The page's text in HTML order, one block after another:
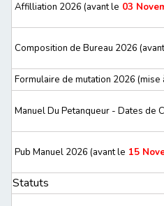
Affilliation 2026 (avant le 03
Composition de Bureau 2026
Formulaire de mutation 2026 (mise
Manuel Du Petanqueur - Dates de
Pub Manuel 2026 (avant le 15
Statuts